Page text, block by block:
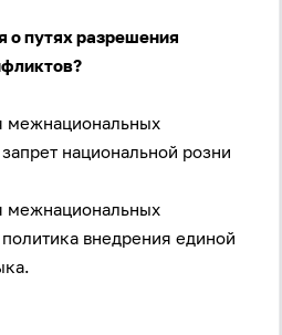
о путях разрешения
межнациональных
национальной розни
межнациональных
внедрения единой